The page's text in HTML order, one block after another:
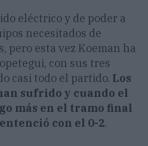
eléctrico y de poder a
necesitados de
pero esta vez Koeman ha
con sus tres
casi todo el partido. Los
sufrido y cuando el
más en el tramo final
con el 0-2.